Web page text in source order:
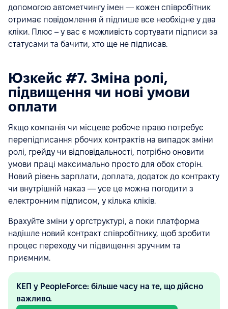
допомогою автометчингу імен — кожен співробітник
отримає повідомлення й підпише все необхідне у два
кліки. Плюс – у вас є можливість сортувати підписи за
статусами та бачити, хто ще не підписав.
Юзкейс #7. Зміна ролі,
підвищення чи нові умови
оплати
Якщо компанія чи місцеве робоче право потребує
перепідписання рбочих контрактів на випадок зміни
ролі, грейду чи відповідальності, потрібно оновити
умови праці максимально просто для обох сторін.
Новий рівень зарплати, доплата, додаток до контракту
чи внутрішній наказ — усе це можна погодити з
електронним підписом, у кілька кліків.
Врахуйте зміни у оргструктурі, а поки платформа
надішле новий контракт співробітнику, щоб зробити
процес переходу чи підвищення зручним та
приємним.
КЕП у PeopleForce: більше часу на те, що дійсно
важливо.